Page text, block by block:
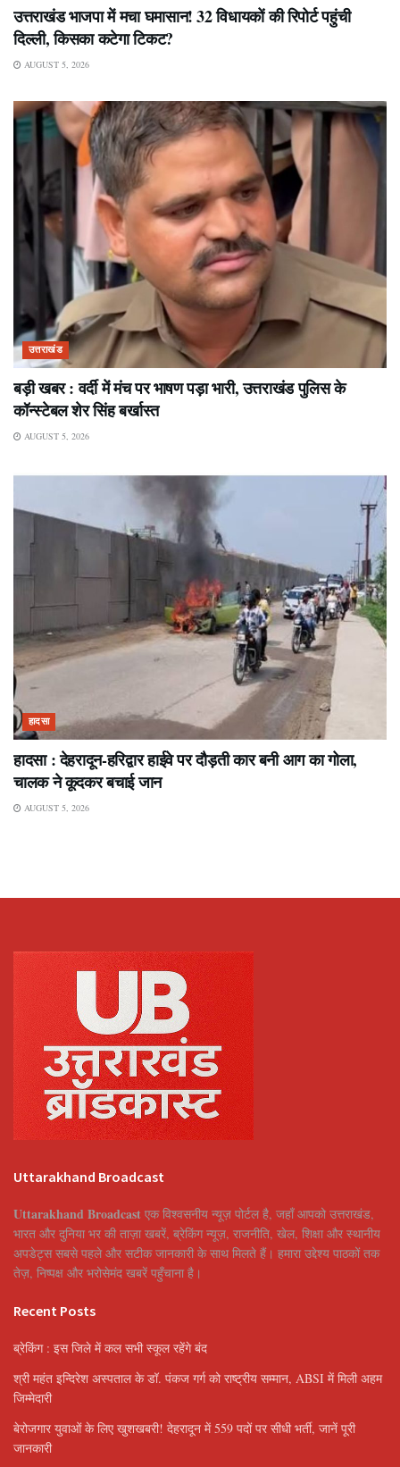
उत्तराखंड भाजपा में मचा घमासान! 32 विधायकों की रिपोर्ट पहुंची
दिल्ली, किसका कटेगा टिकट?
AUGUST 5, 2026
उत्तराखंड
बड़ी खबर : वर्दी में मंच पर भाषण पड़ा भारी, उत्तराखंड पुलिस के
कॉन्स्टेबल शेर सिंह बर्खास्त
AUGUST 5, 2026
हादसा
हादसा : देहरादून-हरिद्वार हाईवे पर दौड़ती कार बनी आग का गोला,
चालक ने कूदकर बचाई जान
AUGUST 5, 2026
Uttarakhand Broadcast
Uttarakhand Broadcast एक विश्वसनीय न्यूज़ पोर्टल है, जहाँ आपको उत्तराखंड,
भारत और दुनिया भर की ताज़ा खबरें, ब्रेकिंग न्यूज़, राजनीति, खेल, शिक्षा और स्थानीय
अपडेट्स सबसे पहले और सटीक जानकारी के साथ मिलते हैं। हमारा उद्देश्य पाठकों तक
तेज़, निष्पक्ष और भरोसेमंद खबरें पहुँचाना है।
Recent Posts
ब्रेकिंग : इस जिले में कल सभी स्कूल रहेंगे बंद
श्री महंत इन्दिरेश अस्पताल के डॉ. पंकज गर्ग को राष्ट्रीय सम्मान, ABSI में मिली अहम
जिम्मेदारी
बेरोजगार युवाओं के लिए खुशखबरी! देहरादून में 559 पदों पर सीधी भर्ती, जानें पूरी
जानकारी